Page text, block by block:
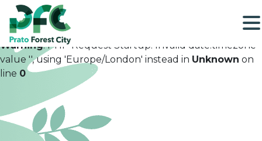
Warning: PHP Request Startup: Invalid date.timezone
value '', using 'Europe/London' instead in Unknown on
line 0